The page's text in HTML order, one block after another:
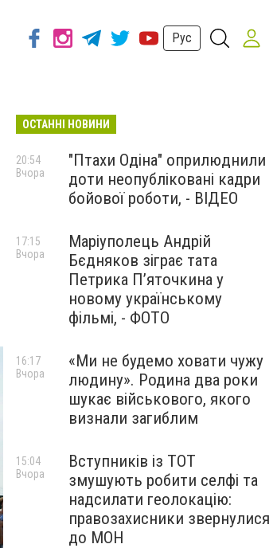
Рус
ОСТАННІ НОВИНИ
"Птахи Одіна" оприлюднили
доти неопубліковані кадри
бойової роботи, - ВІДЕО
20:54
Вчора
Маріуполець Андрій
Бєдняков зіграє тата
Петрика П’яточкина у
новому українському
фільмі, - ФОТО
17:15
Вчора
«Ми не будемо ховати чужу
людину». Родина два роки
шукає військового, якого
визнали загиблим
16:17
Вчора
Вступників із ТОТ
змушують робити селфі та
надсилати геолокацію:
правозахисники звернулися
до МОН
15:04
Вчора